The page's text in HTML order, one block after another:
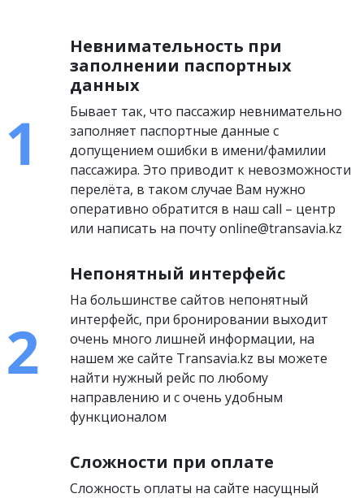
Невнимательность при
заполнении паспортных
данных
Бывает так, что пассажир невнимательно
заполняет паспортные данные с
допущением ошибки в имени/фамилии
пассажира. Это приводит к невозможности
перелёта, в таком случае Вам нужно
оперативно обратится в наш call – центр
или написать на почту online@transavia.kz
Непонятный интерфейс
На большинстве сайтов непонятный
интерфейс, при бронировании выходит
очень много лишней информации, на
нашем же сайте Transavia.kz вы можете
найти нужный рейс по любому
направлению и с очень удобным
функционалом
Сложности при оплате
Сложность оплаты на сайте насущный